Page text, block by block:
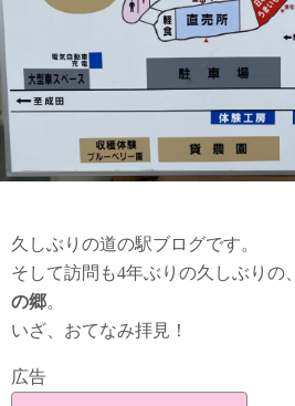
久しぶりの道の駅ブログです。
そして訪問も4年ぶりの久しぶりの、
の郷。
いざ、おてなみ拝見！
広告